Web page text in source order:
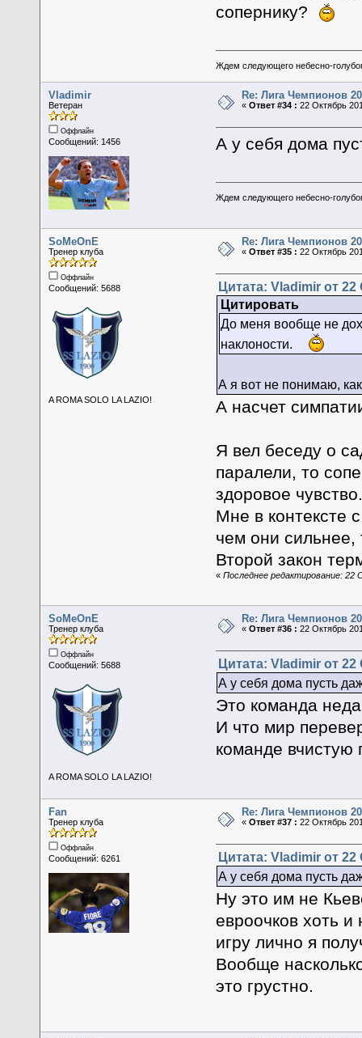
сопернику?
Ждем следующего небесно-
Vladimir
Ветеран
Оффлайн
Сообщений: 1456
Re: Лига Чемпионов
«Ответ #34 : 22 Октябрь
А у себя дома
Ждем следующего небесно-
SoMeOnE
Тренер клуба
Оффлайн
Сообщений: 5688
A ROMA SOLO LA LAZIO!
Re: Лига Чемпионов
«Ответ #35 : 22 Октябрь
Цитата: Vladimir от 22
Цитировать
До меня вообще не
наклоности.
А я вот не понимаю,
А насчет
Я вел беседу о
паралели, то
здоровое чувство.
Мне в контексте
чем они сильнее,
Второй закон
« Последнее редактирование: 22
SoMeOnE
Тренер клуба
Оффлайн
Сообщений: 5688
A ROMA SOLO LA LAZIO!
Re: Лига Чемпионов
«Ответ #36 : 22 Октябрь
Цитата: Vladimir от 22
А у себя дома пусть
Это команда
И что мир
команде вчистую
Fan
Тренер клуба
Оффлайн
Сообщений: 6261
Re: Лига Чемпионов
«Ответ #37 : 22 Октябрь
Цитата: Vladimir от 22
А у себя дома пусть
Ну это им не
евроочков хоть
игру лично я
Вообще
это грустно.